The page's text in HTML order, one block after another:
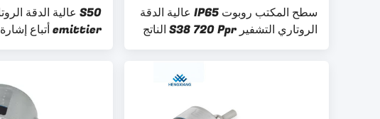
فولت dc
سطح المكتب روبوت IP65 عالية الدقة
الروتاري التشفير S38 720 Ppr الناتج
الجهد